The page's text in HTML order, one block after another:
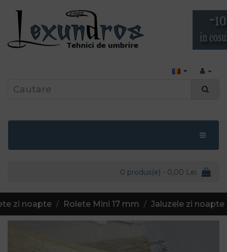
0 produs(e) - 0,00 Lei
zi noapte Rolete Mini 17 mm Jaluzele zi